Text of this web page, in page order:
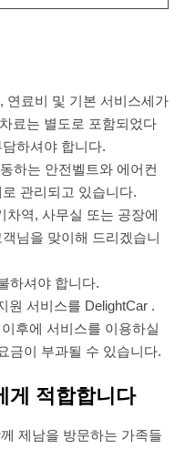
연료비 및 기본 서비스세가
료는 별도로 포함되었다
하셔야 합니다.
하는 안전벨트와 에어컨
관리되고 있습니다.
차역, 사무실 또는 공장에
님을 맞이해 드리겠습니
하셔야 합니다.
원 서비스를 DelightCar .
후에 서비스를 이용하실
금이 부과될 수 있습니다.
게 적합합니다
제남을 방문하는 가족들